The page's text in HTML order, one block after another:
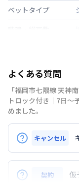
ベットタイプ
部屋の向き
禁煙・喫煙
交通
定員
駐車場
よくある質問
「福岡市七隈線 天神
トロック付き｜7日
めました。
キャンセル
申込後のキャン
入居前のキャン
契約 仮